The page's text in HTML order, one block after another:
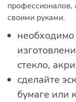
профессионалов,
своими руками.
стекло,
сделайте
бумаге или